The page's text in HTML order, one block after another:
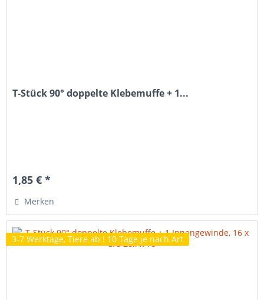
T-Stück 90° doppelte Klebemuffe + 1...
1,85 € *
Merken
3-7 Werktage, Tiere ab ! 10 Tage je nach Art